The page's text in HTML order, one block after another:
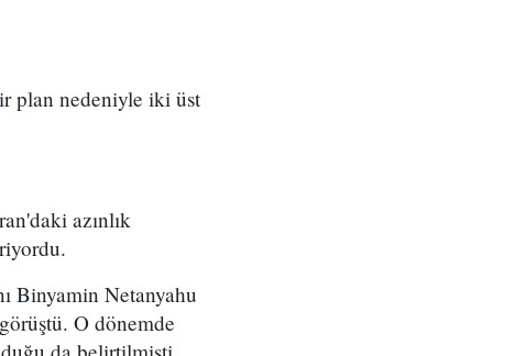
plan nedeniyle iki üst
azınlık
Binyamin Netanyahu
O dönemde
da belirtilmişti.